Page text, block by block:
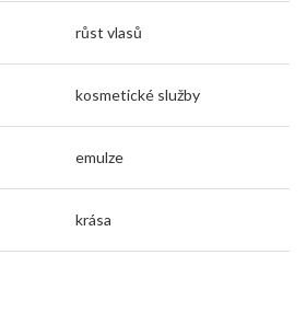
růst vlasů
kosmetické služby
emulze
krása